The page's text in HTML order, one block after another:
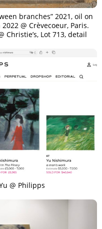
branches” 2021, oil on
@ Crèvecoeur, Paris.
Christie’s, Lot 713, detail
@ Philipps